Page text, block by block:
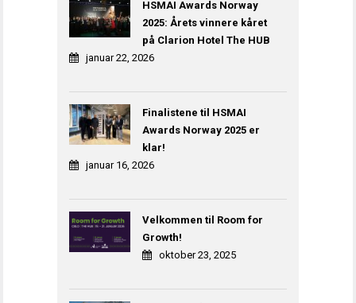
HSMAI Awards Norway
2025: Årets vinnere kåret
på Clarion Hotel The HUB
januar 22, 2026
Finalistene til HSMAI
Awards Norway 2025 er
klar!
januar 16, 2026
Velkommen til Room for
Growth!
oktober 23, 2025